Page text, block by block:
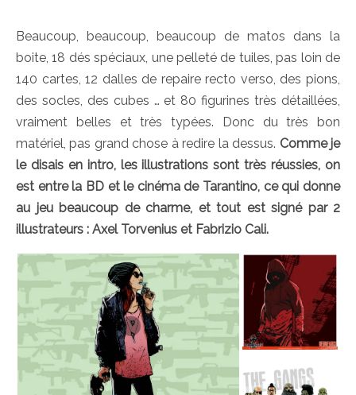
Beaucoup, beaucoup, beaucoup de matos dans la
boite, 18 dés spéciaux, une pelleté de tuiles, pas loin de
140 cartes, 12 dalles de repaire recto verso, des pions,
des socles, des cubes … et 80 figurines très détaillées,
vraiment belles et très typées. Donc du très bon
matériel, pas grand chose à redire la dessus. Comme je
le disais en intro, les illustrations sont très réussies, on
est entre la BD et le cinéma de Tarantino, ce qui donne
au jeu beaucoup de charme, et tout est signé par 2
illustrateurs : Axel Torvenius et Fabrizio Cali.